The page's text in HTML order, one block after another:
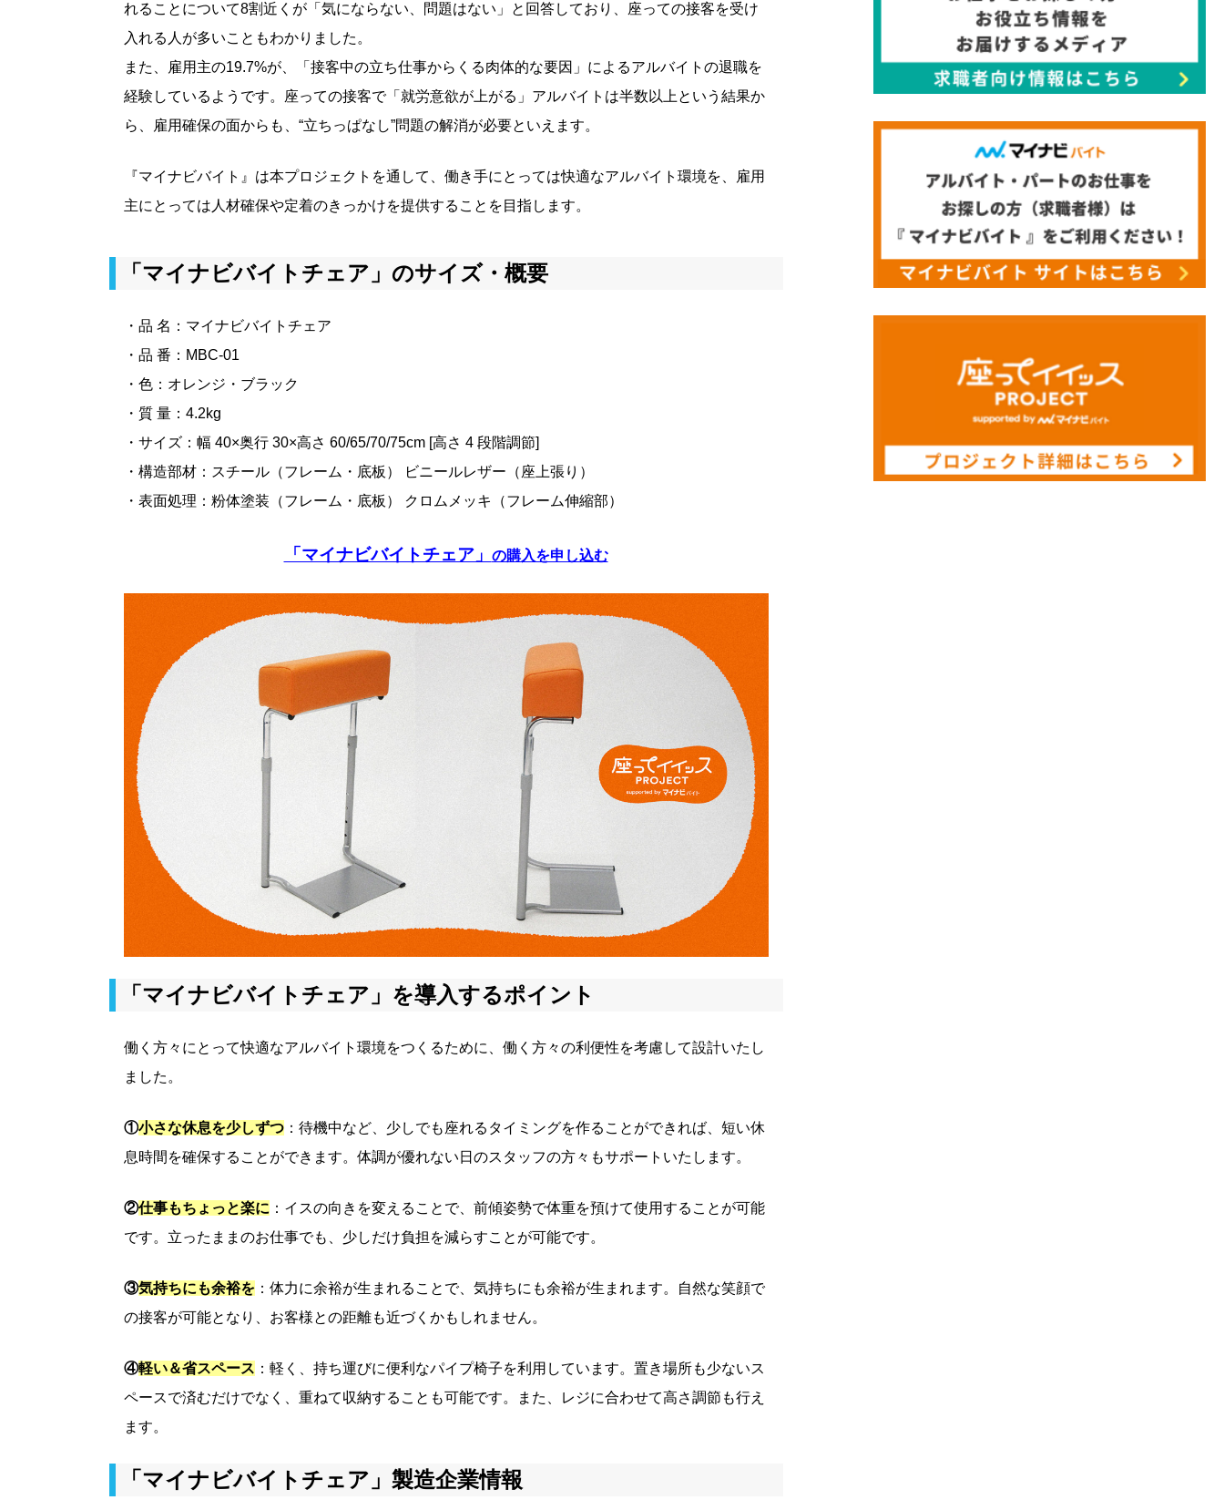
れることについて8割近くが「気にならない、問題はない」と回答しており、座っての接客を受け
入れる人が多いこともわかりました。
また、雇用主の19.7%が、「接客中の立ち仕事からくる肉体的な要因」によるアルバイトの退職を
経験しているようです。座っての接客で「就労意欲が上がる」アルバイトは半数以上という結果か
ら、雇用確保の面からも、“立ちっぱなし”問題の解消が必要といえます。
『マイナビバイト』は本プロジェクトを通して、働き手にとっては快適なアルバイト環境を、雇用
主にとっては人材確保や定着のきっかけを提供することを目指します。
「マイナビバイトチェア」のサイズ・概要
・品 名：マイナビバイトチェア
・品 番：MBC-01
・色：オレンジ・ブラック
・質 量：4.2kg
・サイズ：幅 40×奥行 30×高さ 60/65/70/75cm [高さ 4 段階調節]
・構造部材：スチール（フレーム・底板） ビニールレザー（座上張り）
・表面処理：粉体塗装（フレーム・底板） クロムメッキ（フレーム伸縮部）
「マイナビバイトチェア」 の購入を申し込む
「マイナビバイトチェア」を導入するポイント
働く方々にとって快適なアルバイト環境をつくるために、働く方々の利便性を考慮して設計いたし
ました。
①小さな休息を少しずつ：待機中など、少しでも座れるタイミングを作ることができれば、短い休
息時間を確保することができます。体調が優れない日のスタッフの方々もサポートいたします。
②仕事もちょっと楽に ：イスの向きを変えることで、前傾姿勢で体重を預けて使用することが可能
です。立ったままのお仕事でも、少しだけ負担を減らすことが可能です。
③気持ちにも余裕を：体力に余裕が生まれることで、気持ちにも余裕が生まれます。自然な笑顔で
の接客が可能となり、お客様との距離も近づくかもしれません。
④軽い＆省スペース ：軽く、持ち運びに便利なパイプ椅子を利用しています。置き場所も少ないス
ペースで済むだけでなく、重ねて収納することも可能です。また、レジに合わせて高さ調節も行え
ます。
「マイナビバイトチェア」製造企業情報